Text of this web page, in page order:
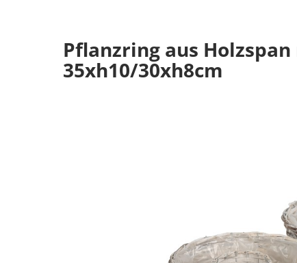
Pflanzring aus
35xh10/30xh8cm